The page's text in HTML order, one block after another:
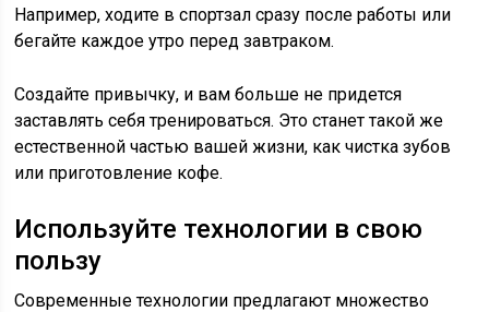
Например, ходите в спортзал сразу после работы или
бегайте каждое утро перед завтраком.
Создайте привычку, и вам больше не придется
заставлять себя тренироваться. Это станет такой же
естественной частью вашей жизни, как чистка зубов
или приготовление кофе.
Используйте технологии в свою
пользу
Современные технологии предлагают множество